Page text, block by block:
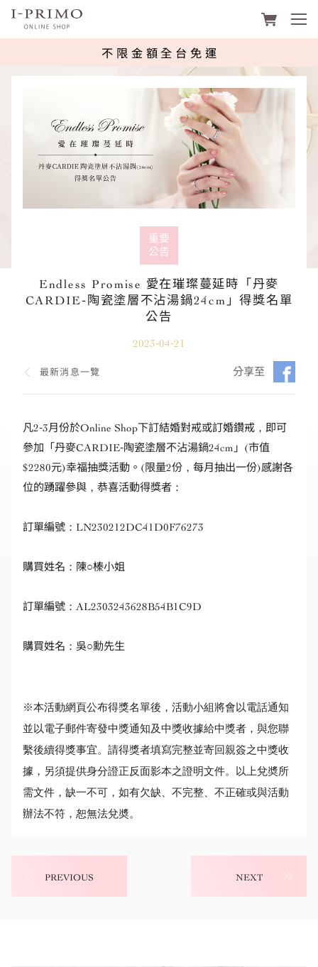
I-PRIMO台灣線上購物平台 | 鑽石、
不限金額全台免運
重要
公告
Endless Promise 愛在璀璨蔓延時「丹麥
CARDIE-陶瓷塗層不沾湯鍋24cm」得獎名單
公告
2023-04-21
最新消息一覽 分享至
凡2-3月份於Online Shop下訂結婚對戒或訂婚鑽戒，即可
參加「丹麥CARDIE-陶瓷塗層不沾湯鍋24cm」(市值
$2280元)幸福抽獎活動。(限量2份，每月抽出一份)感謝各
位的踴躍參與，恭喜活動得獎者：
訂單編號： LN230212DC41D0F76273
購買姓名：陳○榛小姐
訂單編號：AL2303243628B54B1C9D
購買姓名：吳○勳先生
※本活動網頁公布得獎名單後，活動小組將會以電話通知
並以電子郵件寄發中獎通知及中獎收據給中獎者，與您聯
繫後續得獎事宜。請得獎者填寫完整並寄回親簽之中獎收
據，另須提供身分證正反面影本之證明文件。以上兌奬所
需文件，缺一不可，如有欠缺、不完整、不正確或與活動
辦法不符，恕無法兌奬。
PREVIOUS NEXT
footer navigation